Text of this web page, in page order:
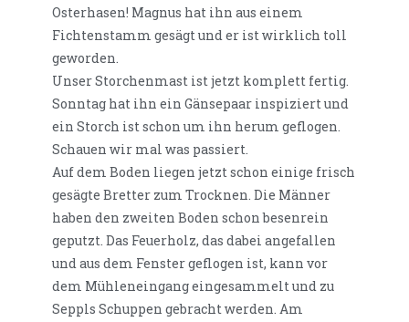
Osterhasen! Magnus hat ihn aus einem
Fichtenstamm gesägt und er ist wirklich toll
geworden.
Unser Storchenmast ist jetzt komplett fertig.
Sonntag hat ihn ein Gänsepaar inspiziert und
ein Storch ist schon um ihn herum geflogen.
Schauen wir mal was passiert.
Auf dem Boden liegen jetzt schon einige frisch
gesägte Bretter zum Trocknen. Die Männer
haben den zweiten Boden schon besenrein
geputzt. Das Feuerholz, das dabei angefallen
und aus dem Fenster geflogen ist, kann vor
dem Mühleneingang eingesammelt und zu
Seppls Schuppen gebracht werden. Am